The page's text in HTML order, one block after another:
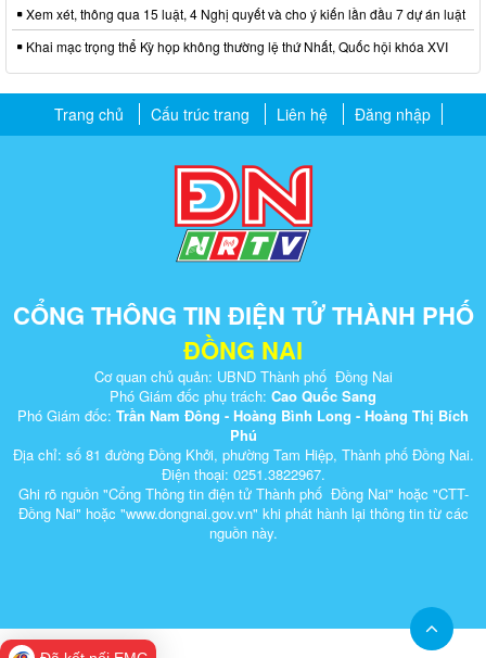
Xem xét, thông qua 15 luật, 4 Nghị quyết và cho ý kiến lần đầu 7 dự án luật
Khai mạc trọng thể Kỳ họp không thường lệ thứ Nhất, Quốc hội khóa XVI
Trang chủ Cấu trúc trang Liên hệ Đăng nhập
CỔNG THÔNG TIN ĐIỆN TỬ THÀNH PHỐ
ĐỒNG NAI
Cơ quan chủ quản: UBND Thành phố Đồng Nai
Phó Giám đốc phụ trách: Cao Quốc Sang
Phó Giám đốc: Trần Nam Đông - Hoàng Bình Long - Hoàng Thị Bích
Phú
Địa chỉ: số 81 đường Đồng Khởi, phường Tam Hiệp, Thành phố Đồng Nai.
Điện thoại: 0251.3822967.
Ghi rõ nguồn "Cổng Thông tin điện tử Thành phố Đồng Nai" hoặc "CTT-
Đồng Nai" hoặc "www.dongnai.g​ov.vn" khi ​phát hành lại thông tin từ các
nguồn này.​